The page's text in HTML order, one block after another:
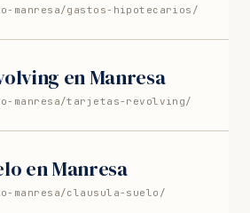
manresa/gastos-hipotecarios/
en Manresa
manresa/tarjetas-revolving/
en Manresa
manresa/clausula-suelo/